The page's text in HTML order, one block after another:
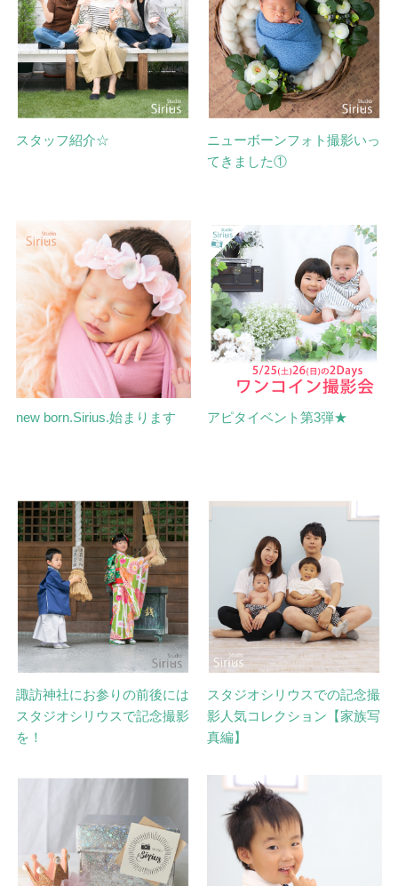
スタッフ紹介☆
ニューボーンフォト撮影いっ
てきました①
new born.Sirius.始まります アピタイベント第3弾★
諏訪神社にお参りの前後には
スタジオシリウスで記念撮影
を！
スタジオシリウスでの記念撮
影人気コレクション【家族写
真編】